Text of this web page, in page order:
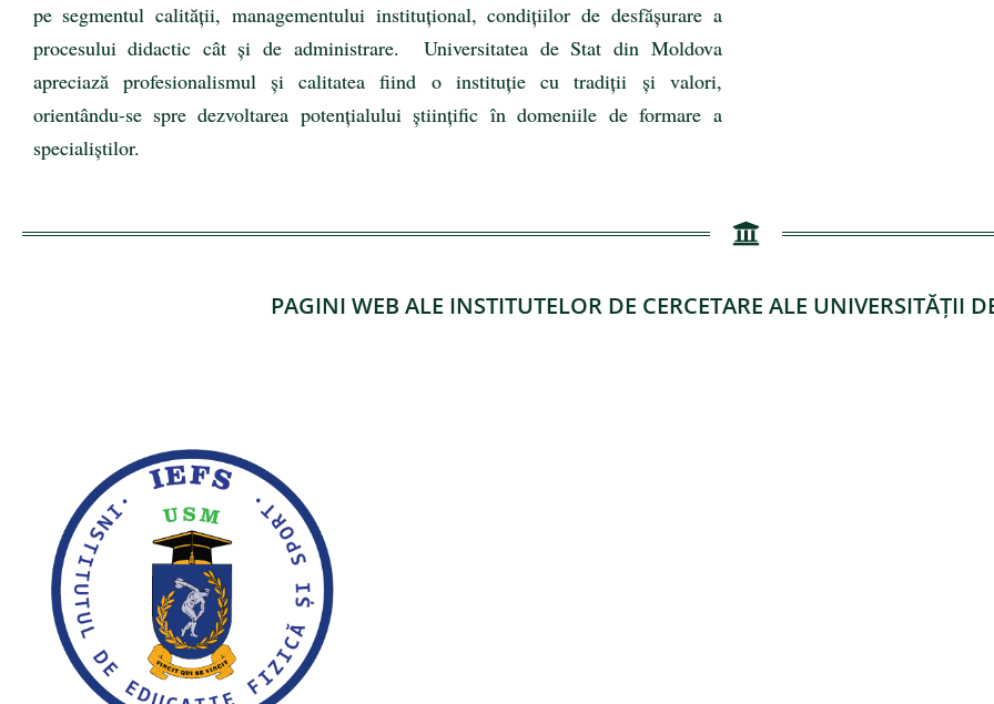
pe segmentul calității, managementului instituțional, condițiilor de desfășurare a
procesului didactic cât și de administrare. Universitatea de Stat din Moldova
apreciază profesionalismul și calitatea fiind o instituție cu tradiții și valori,
orientându-se spre dezvoltarea potențialului științific în domeniile de formare a
specialiştilor.
PAGINI WEB ALE INSTITUTELOR DE CERCETARE ALE UNIVERSITĂȚII